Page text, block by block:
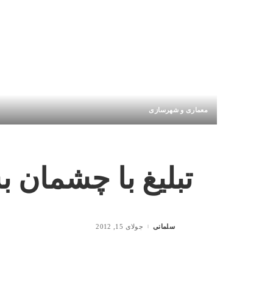
معماری و شهرسازی
تبلیغ با چشمان
Postedسلمانی جولای 15, 2012